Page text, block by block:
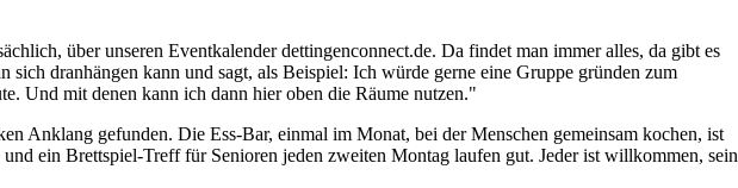
über unseren Eventkalender dettingenconnect.de. Da findet man immer alles, da gibt es
sich dranhängen kann und sagt, als Beispiel: Ich würde gerne eine Gruppe gründen zum
Und mit denen kann ich dann hier oben die Räume nutzen."
Anklang gefunden. Die Ess-Bar, einmal im Monat, bei der Menschen gemeinsam kochen, ist
ein Brettspiel-Treff für Senioren jeden zweiten Montag laufen gut. Jeder ist willkommen, sein